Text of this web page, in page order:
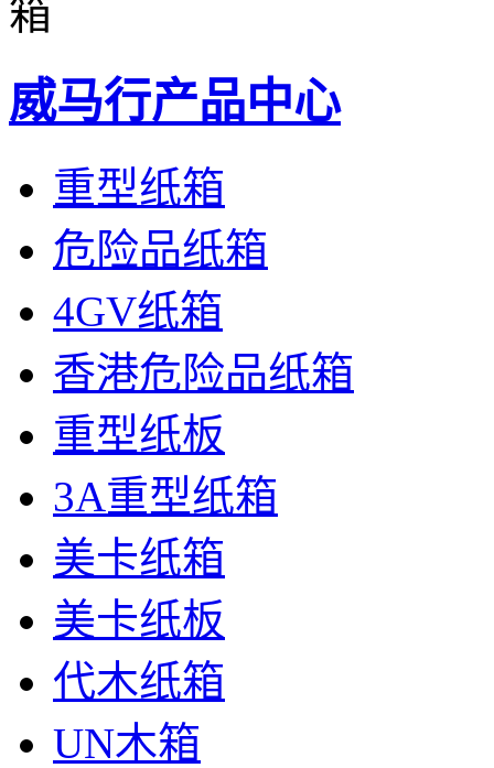
威马行产品中心
重型纸箱
危险品纸箱
4GV纸箱
香港危险品纸箱
重型纸板
3A重型纸箱
美卡纸箱
美卡纸板
代木纸箱
UN木箱